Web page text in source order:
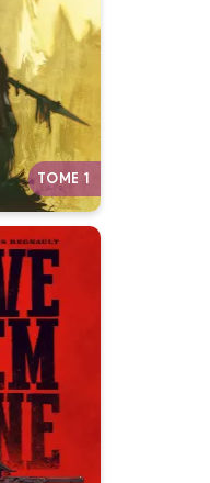
TOME 1
:
et violent
Indiens
l’Ouest.
poudre et
:
!